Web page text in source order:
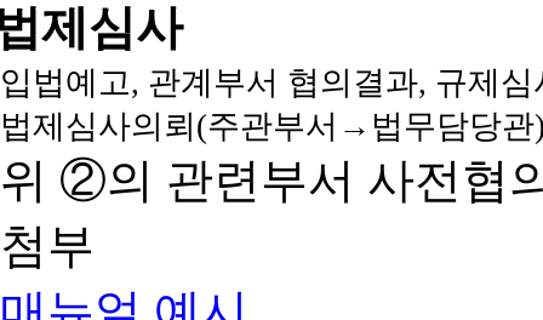
제심사
입법예고, 관계부서 협의결과, 규제
법제심사의뢰(주관부서→법무담당
위 ②의 관련부서 사전협
첨부